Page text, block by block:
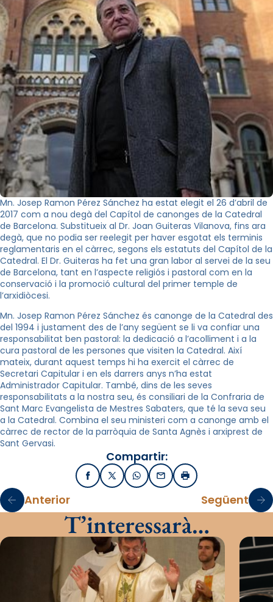
Mn. Josep Ramon Pérez Sánchez ha estat elegit el 26 d’abril de
2017 com a nou degà del Capítol de canonges de la Catedral
de Barcelona. Substitueix al Dr. Joan Guiteras Vilanova, fins ara
degà, que no podia ser reelegit per haver esgotat els terminis
reglamentaris en el càrrec, segons els estatuts del Capítol de la
Catedral. El Dr. Guiteras ha fet una gran labor al servei de la seu
de Barcelona, tant en l’aspecte religiós i pastoral com en la
conservació i la promoció cultural del primer temple de
l’arxidiòcesi.
Mn. Josep Ramon Pérez Sánchez és canonge de la Catedral des
del 1994 i justament des de l’any següent se li va confiar una
responsabilitat ben pastoral: la dedicació a l’acolliment i a la
cura pastoral de les persones que visiten la Catedral. Així
mateix, durant aquest temps hi ha exercit el càrrec de
Secretari Capitular i en els darrers anys n’ha estat
Administrador Capitular. També, dins de les seves
responsabilitats a la nostra seu, és consiliari de la Confraria de
Sant Marc Evangelista de Mestres Sabaters, que té la seva seu
a la Catedral. Combina el seu ministeri com a canonge amb el
càrrec de rector de la parròquia de Santa Agnès i arxiprest de
Sant Gervasi.
Compartir:
FacebookX / TwitterWhatsApp
EmailImprimir
Anterior Següent
T’interessarà…